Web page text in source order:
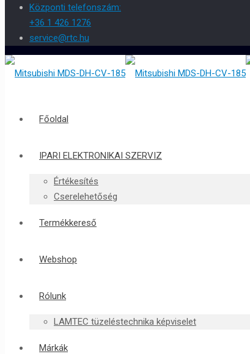
Központi telefonszám:
+36 1 426 1276
service@rtc.hu
Főoldal
IPARI ELEKTRONIKAI SZERVIZ
Értékesítés
Cserelehetőség
Termékkereső
Webshop
Rólunk
LAMTEC tüzeléstechnika képviselet
Márkák